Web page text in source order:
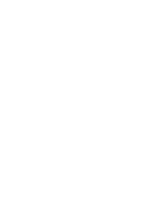
різних країн